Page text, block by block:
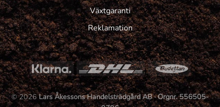
Växtgaranti
Reklamation
© 2026Lars Åkessons Handelsträdgård AB · Orgnr. 556505-